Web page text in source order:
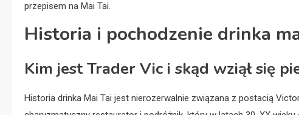
przepisem na Mai Tai.
Historia i pochodzenie drinka
Kim jest Trader Vic i skąd wziął się
Historia drinka Mai Tai jest nierozerwalnie związana z postacią